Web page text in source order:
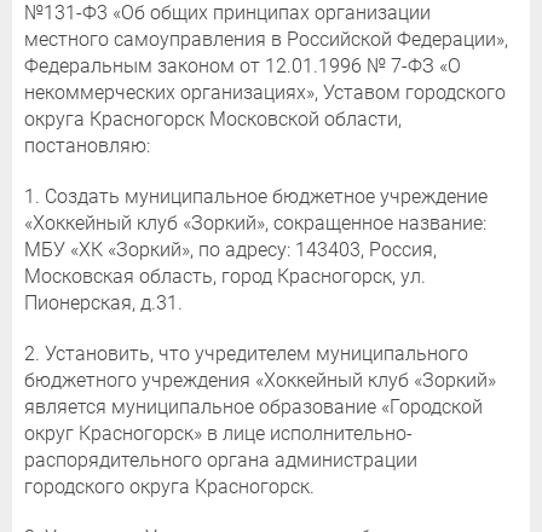
№131-Ф3 «Об общих принципах организации
местного самоуправления в Российской Федерации»,
Федеральным законом от 12.01.1996 № 7-ФЗ «О
некоммерческих организациях», Уставом городского
округа Красногорск Московской области,
постановляю:
1. Создать муниципальное бюджетное учреждение
«Хоккейный клуб «Зоркий», сокращенное название:
МБУ «ХК «Зоркий», по адресу: 143403, Россия,
Московская область, город Красногорск, ул.
Пионерская, д.31.
2. Установить, что учредителем муниципального
бюджетного учреждения «Хоккейный клуб «Зоркий»
является муниципальное образование «Городской
округ Красногорск» в лице исполнительно-
распорядительного органа администрации
городского округа Красногорск.